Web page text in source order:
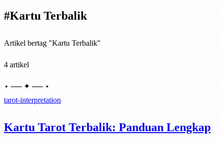
#Kartu Terbalik
Artikel bertag "Kartu Terbalik"
4 artikel
⋆ ── ✦ ── ⋆
tarot-interpretation
Kartu Tarot Terbalik: Panduan Lengkap